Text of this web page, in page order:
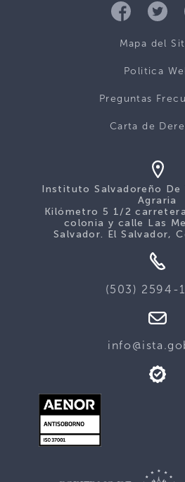
Mapa del
Politica
Preguntas
Carta de
Instituto Salvadoreño De
Agraria
Kilómetro 5 1/2
colonia y calle Las
Salvador. El Salvador,
(503) 2594-